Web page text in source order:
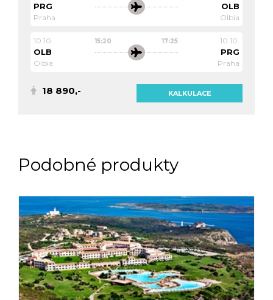
PRG
Praha
OLB
Olbia
10.10.
OLB
Olbia
15:20 17:25 10.10.
PRG
Praha
18 890,- KALKULACE
Podobné produkty